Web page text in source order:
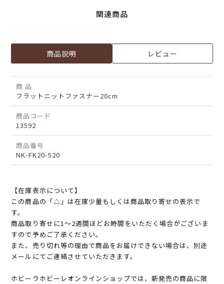
関連商品
商品説明 レビュー
商 品
フラットニットファスナー20cm
商品コード
13592
商品番号
NK-FK20-520
【在庫表示について】
この商品の「△」は在庫少量もしくは商品取り寄せの表示で
す。
商品取り寄せに1～2週間ほどお時間をいただく場合がございま
すので予めご了承ください。
また、売り切れ等の理由で商品をお届けできない場合は、別途
メールにてご連絡させていただきます。
ホビーラホビーレオンラインショップでは、新発売の商品に限